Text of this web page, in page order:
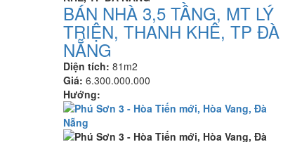
BÁN NHÀ 3,5 TẦNG, MT LÝ
TRIỆN, THANH KHÊ, TP ĐÀ
NẴNG
Diện tích: 81m2
Giá: 6.300.000.000
Hướng: